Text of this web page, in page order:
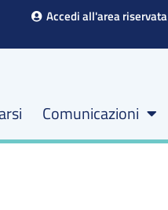
Accedi all'area riservata
Comunicazioni